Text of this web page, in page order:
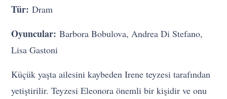
Tür:Dram
Oyuncular:Barbora Bobulova, Andrea Di Stefano,
Lisa Gastoni
Küçük yaşta ailesini kaybeden Irene teyzesi tarafından
yetiştirilir. Teyzesi Eleonora önemli bir kişidir ve onu